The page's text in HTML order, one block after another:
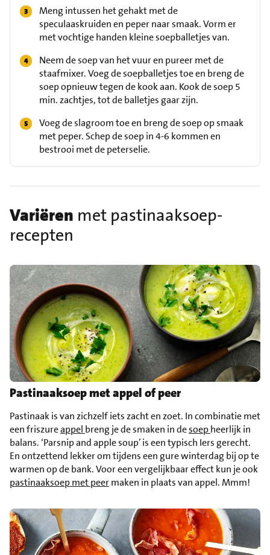
Meng intussen het gehakt met de
speculaaskruiden en peper naar smaak. Vorm er
met vochtige handen kleine soepballetjes van.
Neem de soep van het vuur en pureer met de
staafmixer. Voeg de soepballetjes toe en breng de
soep opnieuw tegen de kook aan. Kook de soep 5
min. zachtjes, tot de balletjes gaar zijn.
Voeg de slagroom toe en breng de soep op smaak
met peper. Schep de soep in 4-6 kommen en
bestrooi met de peterselie.
Variëren met pastinaaksoep-
recepten
Pastinaaksoep met appel of peer
Pastinaak is van zichzelf iets zacht en zoet. In combinatie met
een friszureappel breng je de smaken in desoepheerlijk in
balans. ‘Parsnip and apple soup’ is een typisch Iers gerecht.
En ontzettend lekker om tijdens een gure winterdag bij op te
warmen op de bank. Voor een vergelijkbaar effect kun je ook
pastinaaksoep met peermaken in plaats van appel. Mmm!